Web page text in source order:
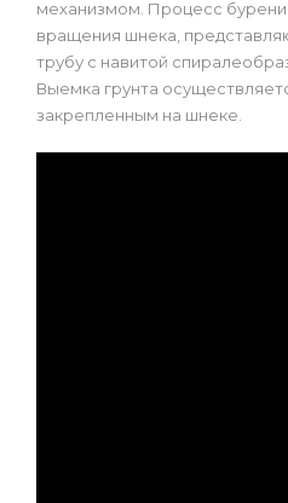
механизмом. Процесс
вращения шнека,
трубу с навитой
Выемка грунта
закрепленным на шнеке.